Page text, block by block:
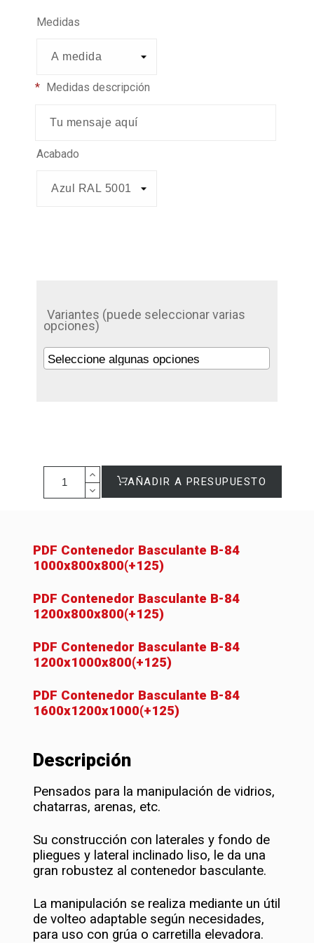
Medidas
Acabado
* Medidas descripción
Variantes (puede seleccionar varias
opciones)
AÑADIR A PRESUPUESTO
PDF Contenedor Basculante B-84
1000x800x800(+125)
PDF Contenedor Basculante B-84
1200x800x800(+125)
PDF Contenedor Basculante B-84
1200x1000x800(+125)
PDF Contenedor Basculante B-84
1600x1200x1000(+125)
Descripción
Pensados para la manipulación de vidrios,
chatarras, arenas, etc.
Su construcción con laterales y fondo de
pliegues y lateral inclinado liso, le da una
gran robustez al contenedor basculante.
La manipulación se realiza mediante un útil
de volteo adaptable según necesidades,
para uso con grúa o carretilla elevadora.